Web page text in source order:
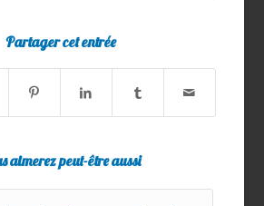
Partager cet entrée
aimerez peut-être aussi